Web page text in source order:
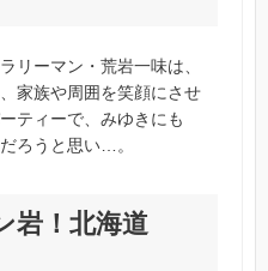
リーマン・荒岩一味は、
家族や周囲を笑顔にさせ
ティーで、みゆきにも
ろうと思い…。
岩！北海道